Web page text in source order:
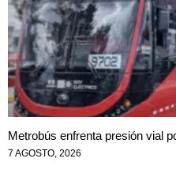
Metrobús enfrenta presión vial
7 AGOSTO, 2026